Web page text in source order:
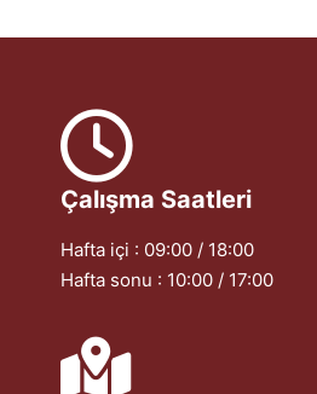
Çalışma Saatleri
Hafta içi : 09:00 / 18:00
Hafta sonu : 10:00 / 17:00